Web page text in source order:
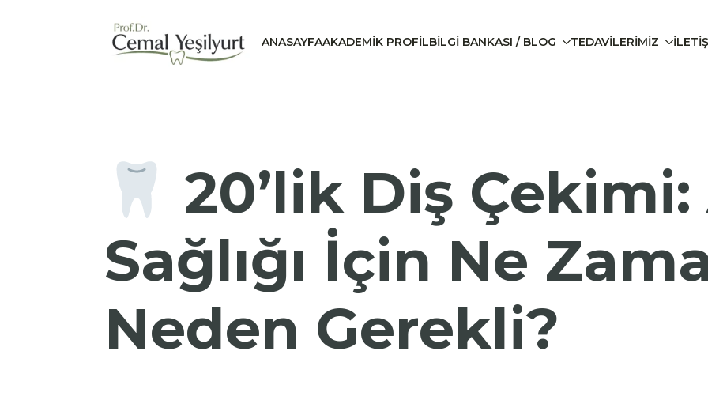
ANASAYFAAKADEMIK PROFILBILGI BANKASI / BLOG TEDAVILERIMIZ
20’lik Diş Çekimi:
Sağlığı İçin Ne
Neden Gerekli?